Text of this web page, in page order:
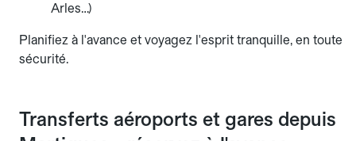
Arles…)
Planifiez à l'avance et voyagez l'esprit tranquille, en toute
sécurité.
Transferts aéroports et gares depuis